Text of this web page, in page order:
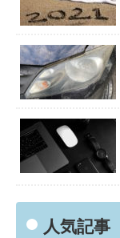
人気記事